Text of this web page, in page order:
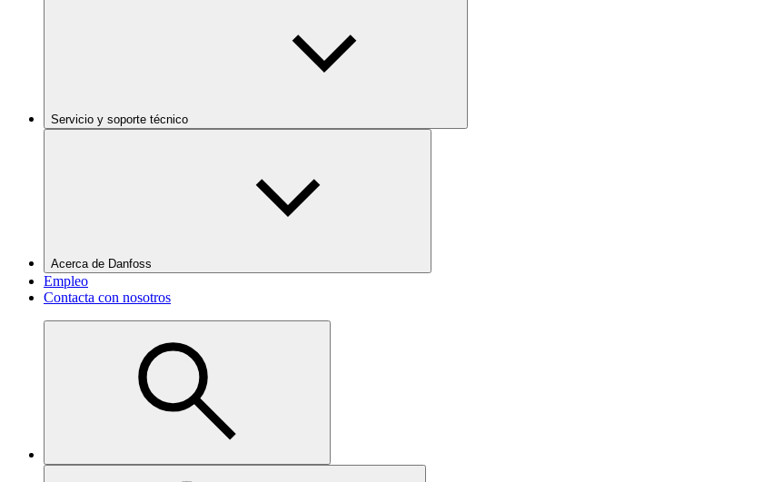
Servicio y soporte técnico
Acerca de Danfoss
Empleo
Contacta con nosotros